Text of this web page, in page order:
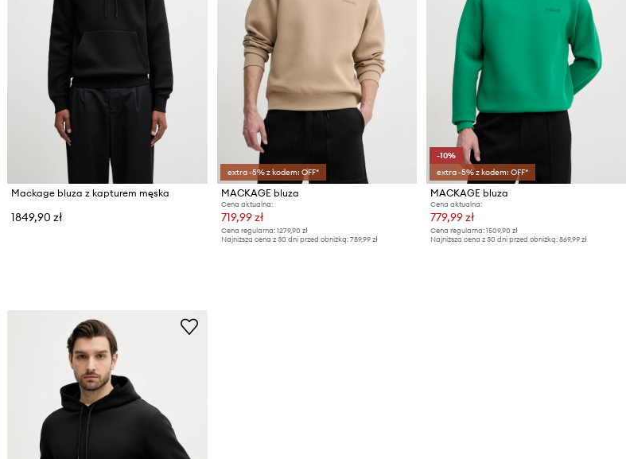
Mackage bluza z kapturem męska
1849,90 zł
extra -5% z kodem: OFF*
MACKAGE bluza
Cena aktualna:
719,99 zł
Cena regularna: 1279,90 zł
Najniższa cena z 30 dni przed obniżką: 789,99 zł
-10%
extra -5% z kodem: OFF*
MACKAGE bluza
Cena aktualna:
779,99 zł
Cena regularna: 1509,90 zł
Najniższa cena z 30 dni przed obniżką: 869,99 zł